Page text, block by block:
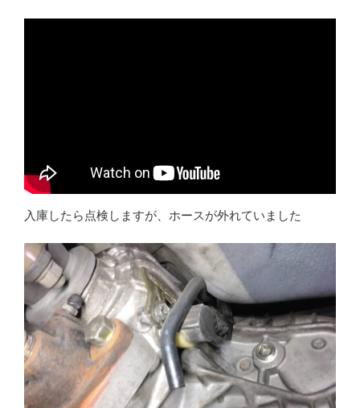
入庫したら点検しますが、ホースが外れていました